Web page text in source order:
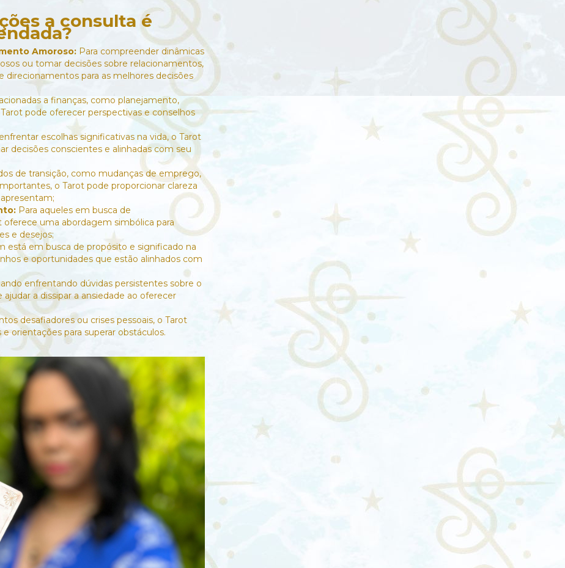
a consulta é
Amoroso: Para compreender dinâmicas
ou tomar decisões sobre relacionamentos,
direcionamentos para as melhores decisões
a finanças, como planejamento,
pode oferecer perspectivas e conselhos
escolhas significativas na vida, o Tarot
decisões conscientes e alinhadas com seu
de transição, como mudanças de emprego,
o Tarot pode proporcionar clareza
Para aqueles em busca de
uma abordagem simbólica para
e desejos;
está em busca de propósito e significado na
e oportunidades que estão alinhados com
enfrentando dúvidas persistentes sobre o
a dissipar a ansiedade ao oferecer
desafiadores ou crises pessoais, o Tarot
orientações para superar obstáculos.